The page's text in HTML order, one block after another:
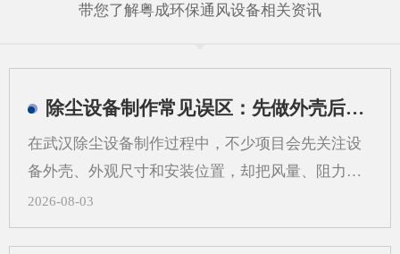
带您了解粤成环保通风设备相关资讯
除尘设备制作常见误区：先做外壳后算系统会带来哪些问题
在武汉除尘设备制作过程中，不少项目会先关注设
备外壳、外观尺寸和安装位置，却把风量、阻力、
过滤方式、管道走向等系统参数放到后面。这样做
看似推进很快，实际却容易在后期出现返工、适配
2026-08-03